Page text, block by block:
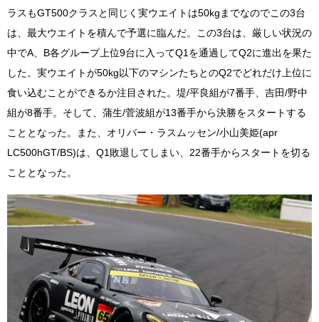
ラスもGT500クラスと同じく実ウエイトは50kgまでなのでこの3台
は、最大ウエイトを積んで予選に臨んだ。この3台は、厳しい状況の
中でA、B各グループ上位9台に入ってQ1を通過してQ2に進出を果た
した。実ウエイトが50kg以下のマシンたちとのQ2でどれだけ上位に
食い込むことができるか注目された。堤/平良組が7番手、吉田/野中
組が8番手。そして、蒲生/菅波組が13番手から決勝をスタートする
こととなった。また、オリバー・ラスムッセン/小山美姫(apr
LC500hGT/BS)は、Q1敗退してしまい、22番手からスタートを切る
こととなった。